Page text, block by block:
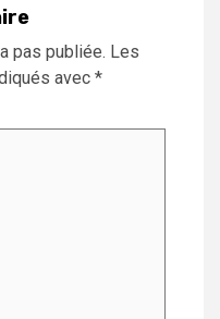
pas publiée. Les
avec *